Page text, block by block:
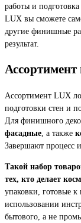
работы и
LUX вы сможете
другие финишные
результат.
Ассортимент
Ассортимент LUX
подготовки стен и
Для финишного
фасадные , а также
Завершают процесс
Такой набор
тех, кто делает
упаковки, готовые
использовании
бытового, а не